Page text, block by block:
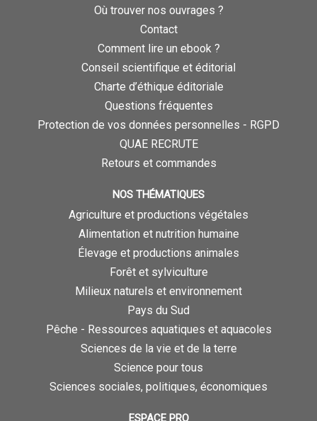
Où trouver nos ouvrages ?
Contact
Comment lire un ebook ?
Conseil scientifique et éditorial
Charte d’éthique éditoriale
Questions fréquentes
Protection de vos données personnelles - RGPD
QUAE RECRUTE
Retours et commandes
NOS THÉMATIQUES
Agriculture et productions végétales
Alimentation et nutrition humaine
Élevage et productions animales
Forêt et sylviculture
Milieux naturels et environnement
Pays du Sud
Pêche - Ressources aquatiques et aquacoles
Sciences de la vie et de la terre
Science pour tous
Sciences sociales, politiques, économiques
ESPACE PRO